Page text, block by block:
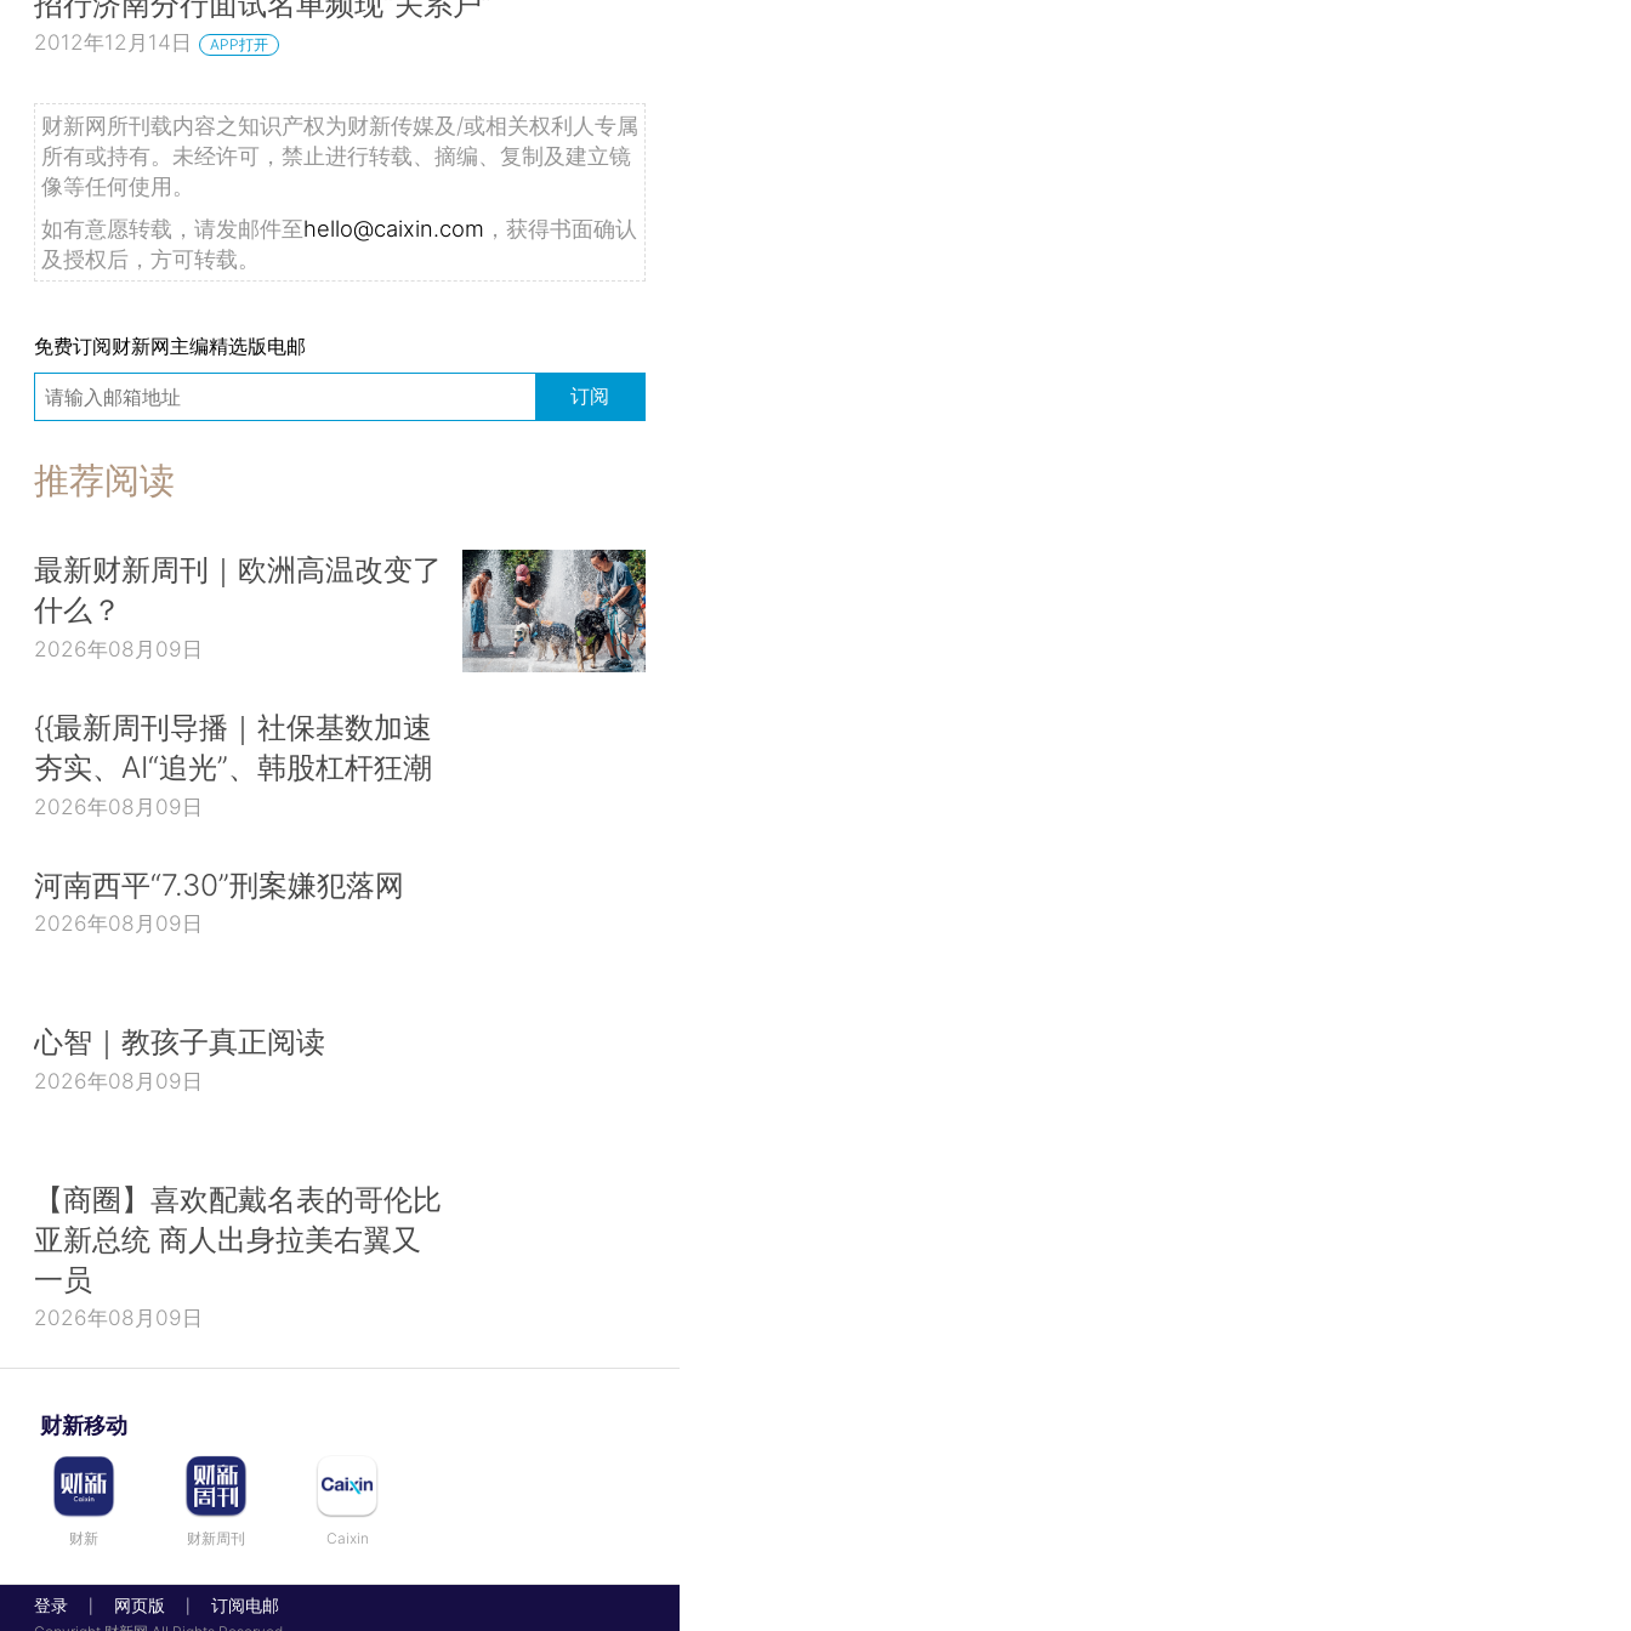
2012年12月14日 APP打开
财新网所刊载内容之知识产权为财新传媒及/或相关权利人专属
所有或持有。未经许可，禁止进行转载、摘编、复制及建立镜
像等任何使用。
如有意愿转载，请发邮件至hello@caixin.com ，获得书面确认
及授权后，方可转载。
免费订阅财新网主编精选版电邮
订阅
推荐阅读
最新财新周刊｜欧洲高温改变了
什么？
2026年08月09日
{{最新周刊导播｜社保基数加速
夯实、AI“追光”、韩股杠杆狂潮
2026年08月09日
河南西平“7.30”刑案嫌犯落网
2026年08月09日
心智｜教孩子真正阅读
2026年08月09日
【商圈】喜欢配戴名表的哥伦比
亚新总统 商人出身拉美右翼又
一员
2026年08月09日
财新移动
财新 财新周刊 Caixin
登录 网页版 订阅电邮